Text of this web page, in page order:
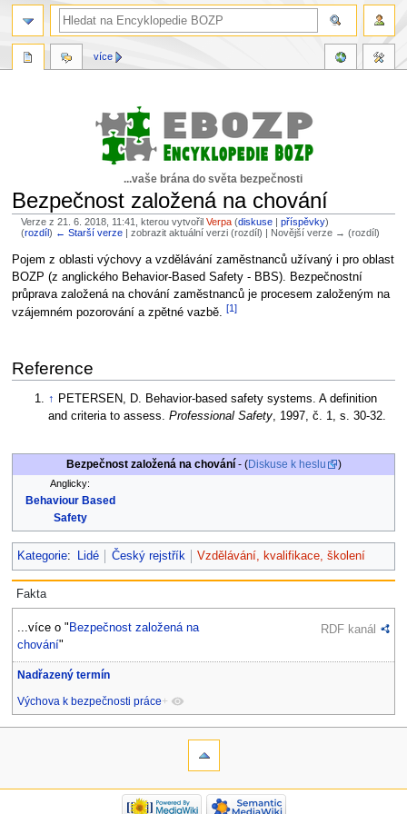
...vaše brána do světa bezpečnosti
Bezpečnost založená na chování
Verze z 21. 6. 2018, 11:41, kterou vytvořilVerpa (diskuse |příspěvky)
(rozdíl) ← Starší verze | zobrazit aktuální verzi (rozdíl) | Novější verze → (rozdíl)
Skočit
na
navigaci
Skočit
na
vyhledávání
Pojem z oblasti výchovy a vzdělávání zaměstnanců užívaný i pro oblast
BOZP (z anglického Behavior-Based Safety - BBS). Bezpečnostní
průprava založená na chování zaměstnanců je procesem založeným na
vzájemném pozorování a zpětné vazbě. [1]
Reference
↑ PETERSEN, D. Behavior-based safety systems. A definition
and criteria to assess.Professional Safety, 1997, č. 1, s. 30-32.
Bezpečnost založená na chování- (Diskuse k heslu )
Anglicky:
Behaviour Based
Safety
Kategorie: Lidé Český rejstřík Vzdělávání, kvalifikace, školení
Fakta
...více o " Bezpečnost založená na
chování"
RDF kanál
Nadřazený termín
Výchova k bezpečnosti práce+
více